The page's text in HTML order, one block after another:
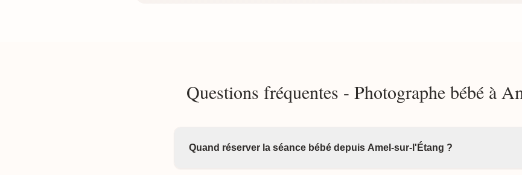
Questions fréquentes - Photographe bébé à
Quand réserver la séance bébé depuis Amel-sur-l'Étang ?